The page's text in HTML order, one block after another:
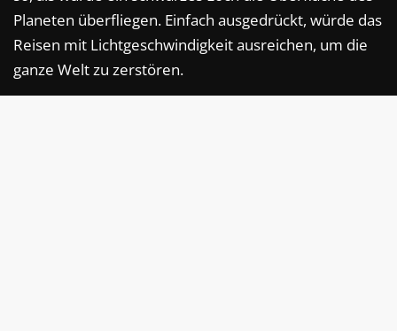
Planeten überfliegen. Einfach ausgedrückt, würde das
Reisen mit Lichtgeschwindigkeit ausreichen, um die
ganze Welt zu zerstören.